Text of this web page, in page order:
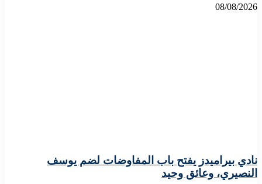
08/08/2026
نادي بيراميدز يفتح باب المفاوضات لضم يوسف
النصيري، وعائق وحيد